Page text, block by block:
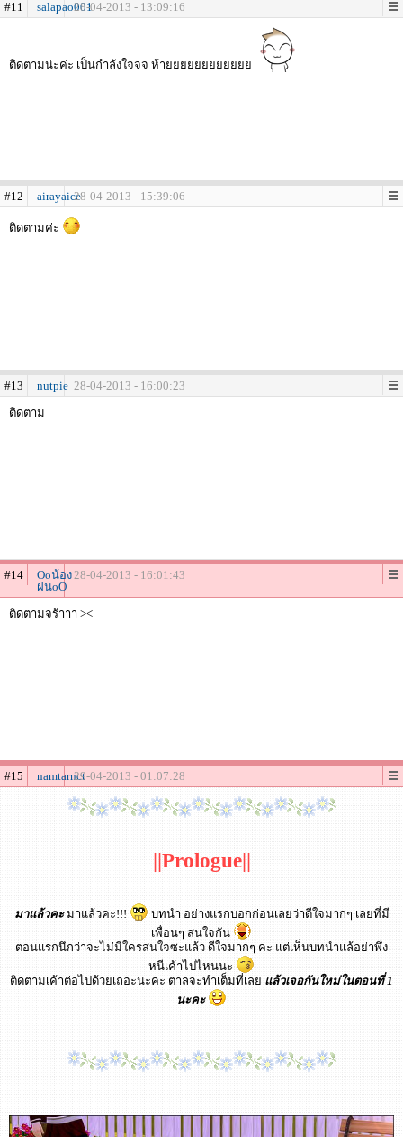
#11 salapao00128-04-2013 - 13:09:16
ติดตามน่ะค่ะ เป็นกำลังใจจจ ห้ายยยยยยยยยยยย
#12 airayaice28-04-2013 - 15:39:06
ติดตามค่ะ
#13 nutpie 28-04-2013 - 16:00:23
ติดตาม
#14
Ooน้อง
ฝนoO
28-04-2013 - 16:01:43
ติดตามจร้าาา ><
#15 namtarnct29-04-2013 - 01:07:28
||Prologue||
มาแล้วคะมาแล้วคะ!!!
บทนำ อย่างแรกบอกก่อนเลยว่าดีใจมากๆ เลยที่มี
เพื่อนๆ สนใจกัน
ตอนแรกนึกว่าจะไม่มีใครสนใจซะแล้ว ดีใจมากๆ คะ แต่เห็นบทนำแล้อย่าพึ่ง
หนีเค้าไปไหนนะ
ติดตามเค้าต่อไปด้วยเถอะนะคะ ตาลจะทำเต็มที่เลย แล้วเจอกันใหม่ในตอนที่ 1
นะคะ